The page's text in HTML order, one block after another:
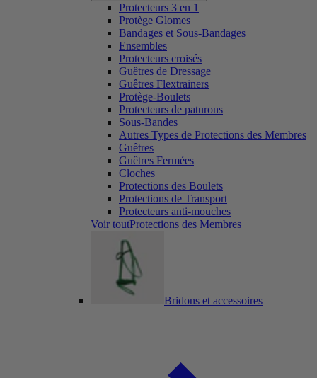
Protecteurs 3 en 1
Protège Glomes
Bandages et Sous-Bandages
Ensembles
Protecteurs croisés
Guêtres de Dressage
Guêtres Flextrainers
Protège-Boulets
Protecteurs de paturons
Sous-Bandes
Autres Types de Protections des Membres
Guêtres
Guêtres Fermées
Cloches
Protections des Boulets
Protections de Transport
Protecteurs anti-mouches
Voir toutProtections des Membres
Bridons et accessoires